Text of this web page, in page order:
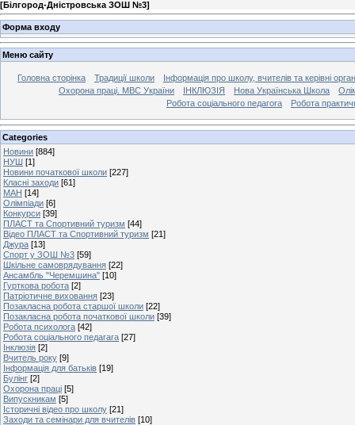
[Білгород-Дністровська ЗОШ №3]
Форма входу
Меню сайту
Головна сторінка Традиції школи
Інформація про школу, вчителів та керівні
Охорона праці. МВС України
ІНКЛЮЗІЯ Нова Українська Школа
Робота соціального педагога
Робота
Categories
Новини [884]
НУШ [1]
Новини початкової школи [227]
Класні заходи [61]
МАН [14]
Олімпіади [6]
Конкурси [39]
ПЛАСТ та Спортивний туризм [44]
Відео ПЛАСТ та Спортивний туризм [21]
Джура [13]
Спорт у ЗОШ №3 [59]
Шкільне самоврядування [22]
Ансамбль "Черемшина" [10]
Гурткова робота [2]
Патріотичне виховання [23]
Позакласна робота старшої школи [22]
Позакласна робота початкової школи [39]
Робота психолога [42]
Робота соціального педагага [27]
Інклюзія [2]
Вчитель року [9]
Інформація для батьків [19]
Булінг [2]
Охорона праці [5]
Випускникам [5]
Історичні відео про школу [21]
Заходи та семінари для вчителів [10]